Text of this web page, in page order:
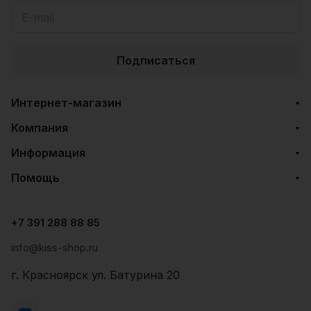
Подписаться
Интернет-магазин
Компания
Информация
Помощь
+7 391 288 88 85
info@kiss-shop.ru
г. Красноярск ул. Батурина 20